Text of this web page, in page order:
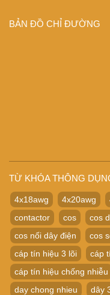
BẢN ĐỒ CHỈ ĐƯỜNG
TỪ KHÓA THÔNG
4x18awg 4x20awg
contactor
cos cos
cos nối dây điện
cos
cáp tín hiệu 3 lõi
cáp
cáp tín hiệu chống nhiễu
day chong nhieu
dây